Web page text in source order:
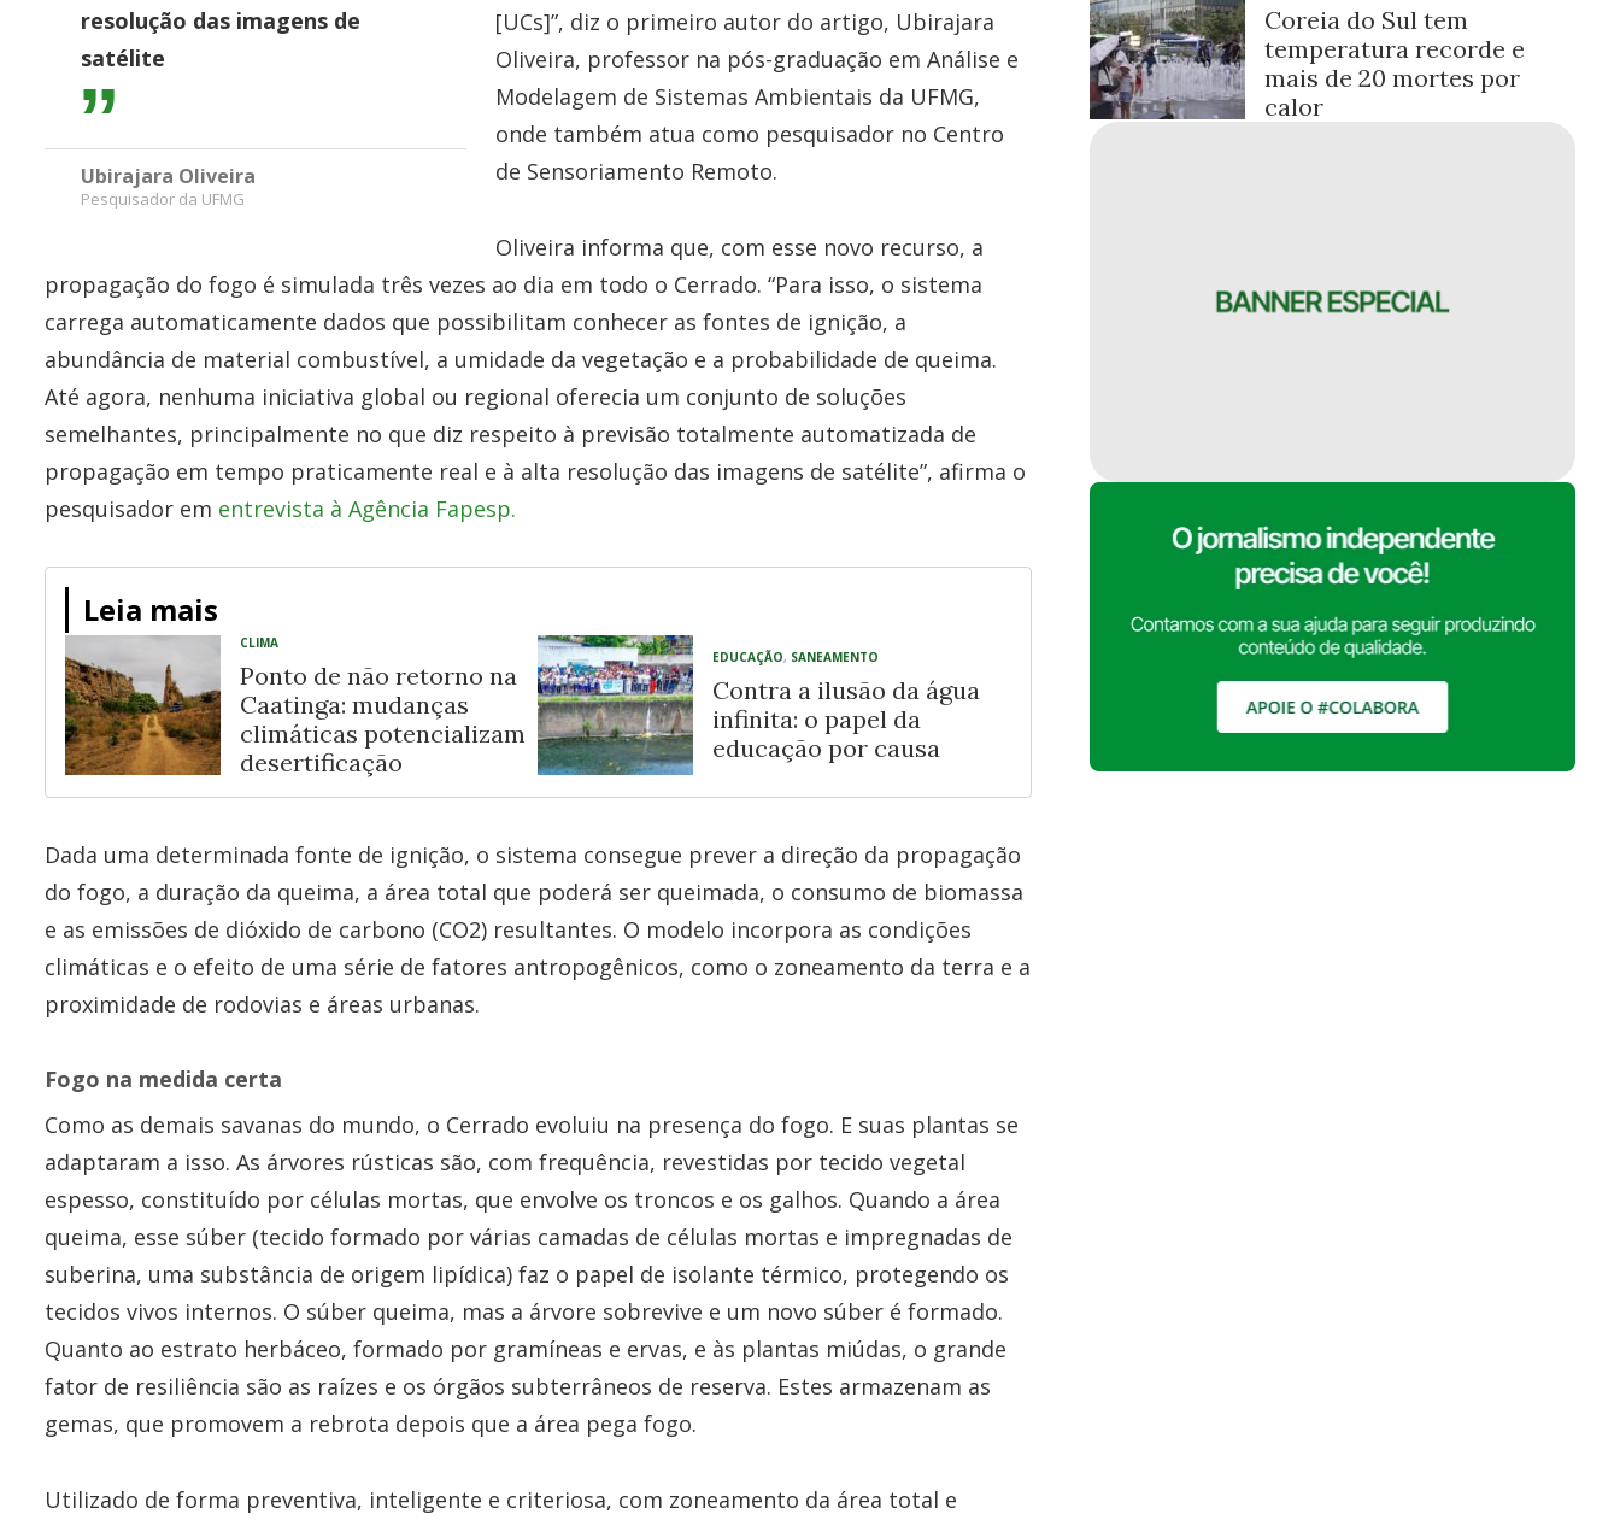
resolução das imagens de
satélite
Ubirajara Oliveira
Pesquisador da UFMG
[UCs]”, diz o primeiro autor do artigo, Ubirajara
Oliveira, professor na pós-graduação em Análise e
Modelagem de Sistemas Ambientais da UFMG,
onde também atua como pesquisador no Centro
de Sensoriamento Remoto.
Oliveira informa que, com esse novo recurso, a
propagação do fogo é simulada três vezes ao dia em todo o Cerrado. “Para isso, o sistema
carrega automaticamente dados que possibilitam conhecer as fontes de ignição, a
abundância de material combustível, a umidade da vegetação e a probabilidade de queima.
Até agora, nenhuma iniciativa global ou regional oferecia um conjunto de soluções
semelhantes, principalmente no que diz respeito à previsão totalmente automatizada de
propagação em tempo praticamente real e à alta resolução das imagens de satélite”, afirma o
pesquisador em entrevista à Agência Fapesp.
Leia mais
CLIMA
Ponto de não retorno na
Caatinga: mudanças
climáticas potencializam
desertificação
EDUCAÇÃO, SANEAMENTO
Contra a ilusão da água
infinita: o papel da
educação por causa
Dada uma determinada fonte de ignição, o sistema consegue prever a direção da propagação
do fogo, a duração da queima, a área total que poderá ser queimada, o consumo de biomassa
e as emissões de dióxido de carbono (CO2) resultantes. O modelo incorpora as condições
climáticas e o efeito de uma série de fatores antropogênicos, como o zoneamento da terra e a
proximidade de rodovias e áreas urbanas.
Fogo na medida certa
Como as demais savanas do mundo, o Cerrado evoluiu na presença do fogo. E suas plantas se
adaptaram a isso. As árvores rústicas são, com frequência, revestidas por tecido vegetal
espesso, constituído por células mortas, que envolve os troncos e os galhos. Quando a área
queima, esse súber (tecido formado por várias camadas de células mortas e impregnadas de
suberina, uma substância de origem lipídica) faz o papel de isolante térmico, protegendo os
tecidos vivos internos. O súber queima, mas a árvore sobrevive e um novo súber é formado.
Quanto ao estrato herbáceo, formado por gramíneas e ervas, e às plantas miúdas, o grande
fator de resiliência são as raízes e os órgãos subterrâneos de reserva. Estes armazenam as
gemas, que promovem a rebrota depois que a área pega fogo.
Utilizado de forma preventiva, inteligente e criteriosa, com zoneamento da área total e
Coreia do Sul tem
temperatura recorde e
mais de 20 mortes por
calor